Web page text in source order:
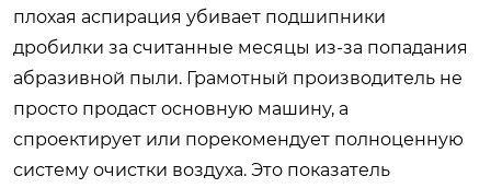
плохая аспирация убивает подшипники
дробилки за считанные месяцы из-за попадания
абразивной пыли. Грамотный производитель не
просто продаст основную машину, а
спроектирует или порекомендует полноценную
систему очистки воздуха. Это показатель